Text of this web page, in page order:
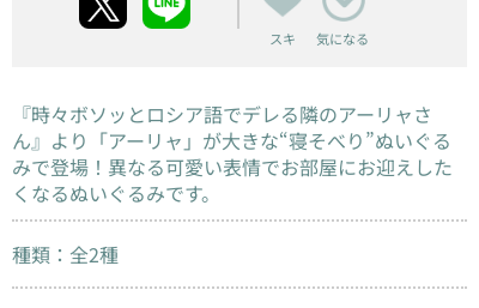
スキ 気になる
『時々ボソッとロシア語でデレる隣のアーリャさ
ん』より「アーリャ」が大きな“寝そべり”ぬいぐる
みで登場！異なる可愛い表情でお部屋にお迎えした
くなるぬいぐるみです。
種類：全2種